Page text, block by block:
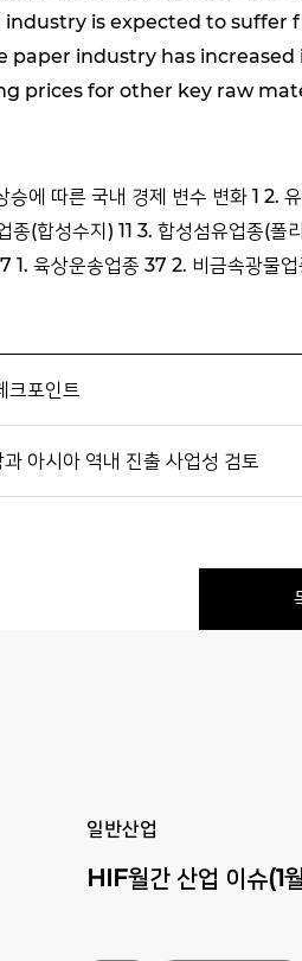
is expected to
industry has
prices for other key raw
승에 따른 국내 경제 변수 변화 1
종(합성수지) 11 3. 합성섬유업종(
1. 육상운송업종 37 2. 비금속광
크포인트
아시아 역내 진출 사업성 검토
일반산업
HIF월간 산업 이슈(1